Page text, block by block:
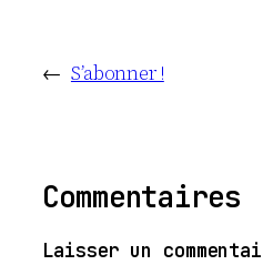
← S’abonner !
Commentaires
Laisser un